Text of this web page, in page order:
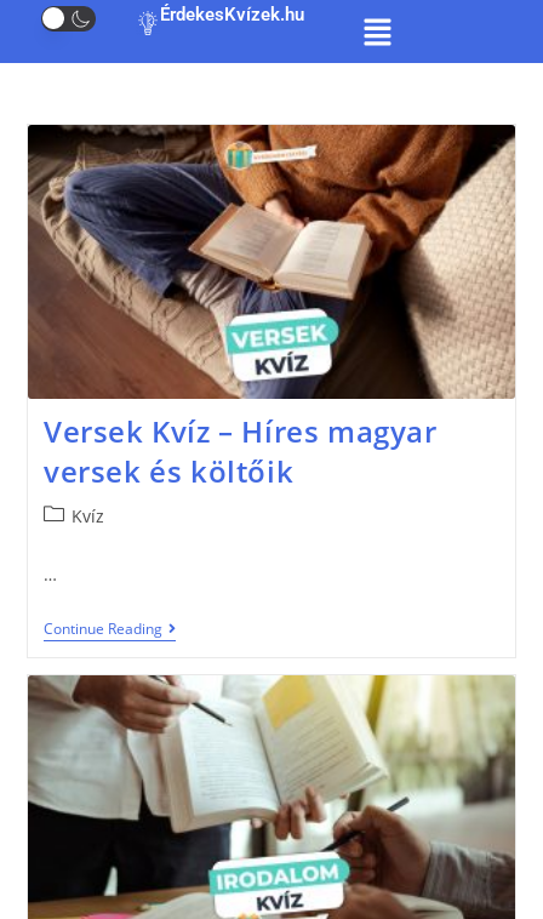
ÉrdekesKvízek.hu
Versek Kvíz – Híres magyar
versek és költőik
Kvíz
…
Continue Reading